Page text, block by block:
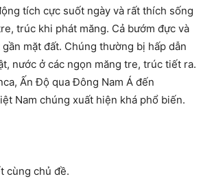
tích cực suốt ngày và rất thích sống
trúc khi phát măng. Cả bướm đực và
mặt đất. Chúng thường bị hấp dẫn
nước ở các ngọn măng tre, trúc tiết ra.
Ấn Độ qua Đông Nam Á đến
Nam chúng xuất hiện khá phổ biến.
cùng chủ đề.